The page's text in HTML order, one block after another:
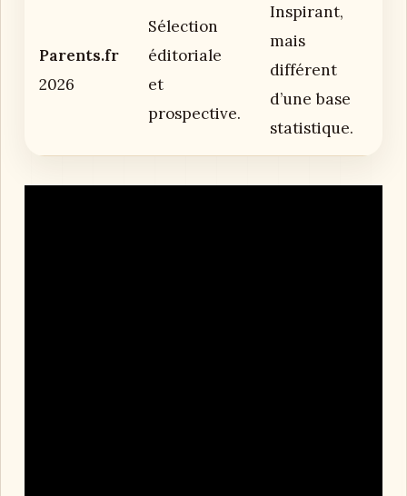
Parents.fr
2026
Sélection
éditoriale
et
prospective.
Inspirant,
mais
différent
d’une base
statistique.